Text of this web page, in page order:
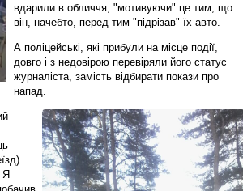
вдарили в обличчя, "мотивуючи" це тим, що
він, начебто, перед тим "підрізав" їх авто.
А поліцейські, які прибули на місце події,
довго і з недовірою перевіряли його статус
журналіста, замість відбирати покази про
напад.
Я